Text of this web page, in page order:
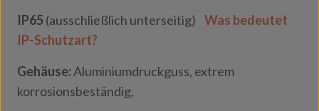
IP65 (ausschließlich unterseitig) Was bedeutet
IP-Schutzart?
Gehäuse: Aluminiumdruckguss, extrem
korrosionsbeständig,